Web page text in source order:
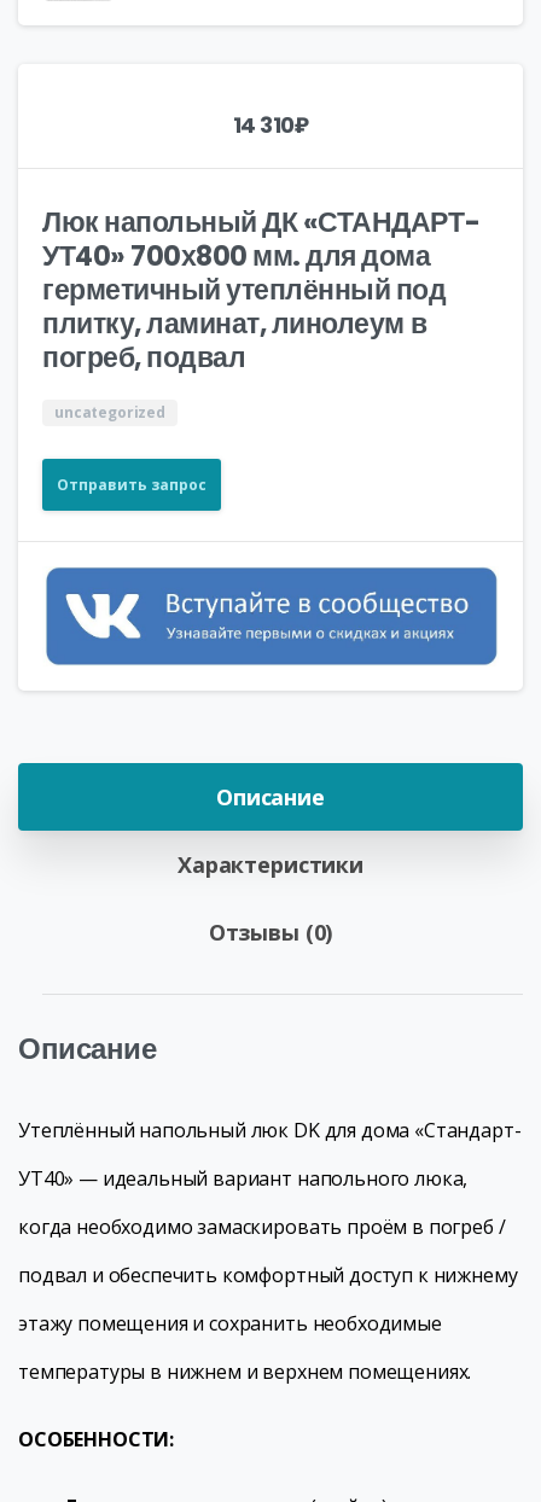
14 310₽
Люк напольный ДК «СТАНДАРТ-
УТ40» 700х800 мм. для дома
герметичный утеплённый под
плитку, ламинат, линолеум в
погреб, подвал
uncategorized
Отправить запрос
Описание
Характеристики
Отзывы (0)
Описание
Утеплённый напольный люк DK для дома «Стандарт-
УТ40» — идеальный вариант напольного люка,
когда необходимо замаскировать проём в погреб /
подвал и обеспечить комфортный доступ к нижнему
этажу помещения и сохранить необходимые
температуры в нижнем и верхнем помещениях.
ОСОБЕННОСТИ: